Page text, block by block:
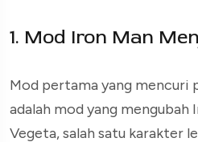
1. Mod Iron Man
Mod pertama yang mencuri
adalah mod yang mengubah
Vegeta, salah satu karakter